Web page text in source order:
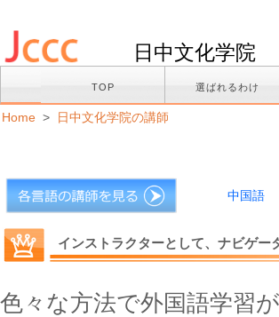
日中文化学院
TOP 選ばれるわけ
Home > 日中文化学院の講師
中国語
インストラクターとして、ナビゲー
色々な方法で外国語学習